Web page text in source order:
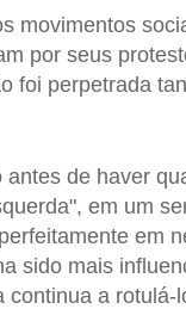
movimentos
por seus
foi perpetrada
antes de haver
em um
em
sido mais
continua a rotulá-